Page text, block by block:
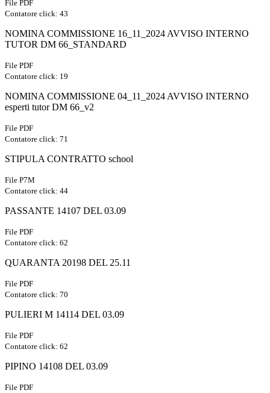
File PDF
Contatore click: 43
NOMINA COMMISSIONE 16_11_2024 AVVISO INTERNO
TUTOR DM 66_STANDARD
File PDF
Contatore click: 19
NOMINA COMMISSIONE 04_11_2024 AVVISO INTERNO
esperti tutor DM 66_v2
File PDF
Contatore click: 71
STIPULA CONTRATTO school
File P7M
Contatore click: 44
PASSANTE 14107 DEL 03.09
File PDF
Contatore click: 62
QUARANTA 20198 DEL 25.11
File PDF
Contatore click: 70
PULIERI M 14114 DEL 03.09
File PDF
Contatore click: 62
PIPINO 14108 DEL 03.09
File PDF